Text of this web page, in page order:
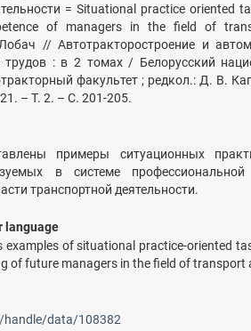
= Situational practice oriented
of managers in the field of
// Автотракторостроение и
: в 2 томах / Белорусский
факультет ; редкол.: Д. В.
– Т. 2. – С. 201-205.
примеры ситуационных
в системе
транспортной деятельности.
language
examples of situational practice-oriented
of future managers in the field of transport
data/108382